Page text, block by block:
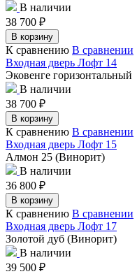
В наличии
38 700 ₽
В корзину
К сравнению В сравнении
Входная дверь Лофт 14
Эковенге горизонтальный
В наличии
38 700 ₽
В корзину
К сравнению В сравнении
Входная дверь Лофт 15
Алмон 25 (Винорит)
В наличии
36 800 ₽
В корзину
К сравнению В сравнении
Входная дверь Лофт 17
Золотой дуб (Винорит)
В наличии
39 500 ₽